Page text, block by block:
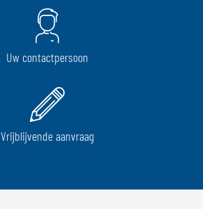
Uw contactpersoon
Vrijblijvende aanvraag